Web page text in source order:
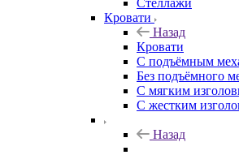
Стеллажи
Кровати
Назад
Кровати
С подъёмным
Без подъёмного
С мягким
С жестким
Назад